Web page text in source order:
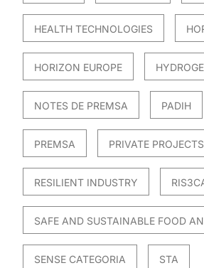
HEALTH TECHNOLOGIES
HORIZON EUROPE
NOTES DE PREMSA PADIH
PREMSA PRIVATE PROJECTS
RESILIENT INDUSTRY
SAFE AND SUSTAINABLE FOOD
SENSE CATEGORIA STA